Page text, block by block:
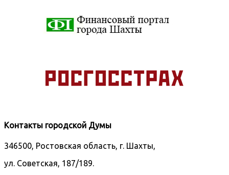
Контакты городской Думы
346500, Ростовская область, г. Шахты,
ул. Советская, 187/189.